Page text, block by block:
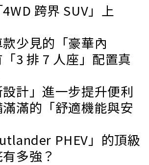
跨界 SUV」上
少見的「豪華內
3 排 7 人座」配置真
計」進一步提升便利
滿的「舒適機能與安
PHEV」的頂級
多強？